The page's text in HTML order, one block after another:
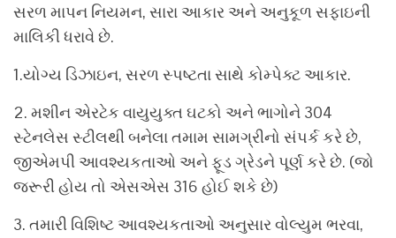
સરળ માપન નિયમન, સારા આકાર અને અનુકૂળ સફાઇની
માલિકી ધરાવે છે.
1.યોગ્ય ડિઝાઇન, સરળ સ્પષ્ટતા સાથે કોમ્પેક્ટ આકાર.
2. મશીન એરટેક વાયુયુક્ત ઘટકો અને ભાગોને 304
સ્ટેનલેસ સ્ટીલથી બનેલા તમામ સામગ્રીનો સંપર્ક કરે છે,
જીએમપી આવશ્યકતાઓ અને ફૂડ ગ્રેડને પૂર્ણ કરે છે. (જો
જરૂરી હોય તો એસએસ 316 હોઈ શકે છે)
3. તમારી વિશિષ્ટ આવશ્યકતાઓ અનુસાર વોલ્યુમ ભરવા,